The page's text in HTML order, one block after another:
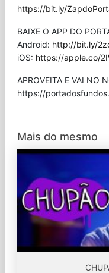
https://bit.ly/
BAIXE O APP DO
Android: http://bit.ly/
iOS: https://apple.co/
APROVEITA E VAI NO
⁠https://
Mais do mesmo